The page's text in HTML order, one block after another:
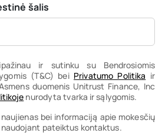
šalis
ir sutinku su Bendrosiomis
(T&C) bei Privatumo Politika ir
duomenis Unitrust Finance, Inc
nurodyta tvarka ir sąlygomis.
bei informaciją apie mokesčių
pateiktus kontaktus.